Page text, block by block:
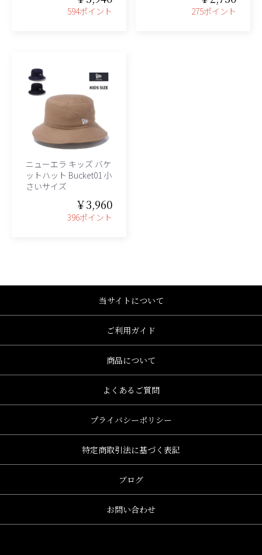
594ポイント 275ポイント
ニューエラ キッズ バケ
ットハット Bucket01 小
さいサイズ
￥3,960
396ポイント
当サイトについて
ご利用ガイド
商品について
よくあるご質問
プライバシーポリシー
特定商取引法に基づく表記
ブログ
お問い合わせ